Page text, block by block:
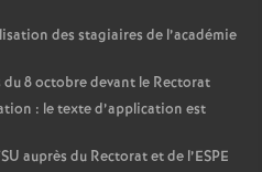
des stagiaires de l’académie
8 octobre devant le Rectorat
: le texte d’application est
auprès du Rectorat et de l’ESPE